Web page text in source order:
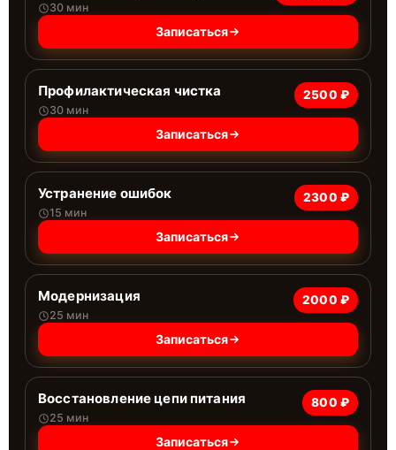
30 мин
Записаться
Профилактическая чистка
30 мин
2500 ₽
Записаться
Устранение ошибок
15 мин
2300 ₽
Записаться
Модернизация
25 мин
2000 ₽
Записаться
Восстановление цепи питания
25 мин
800 ₽
Записаться